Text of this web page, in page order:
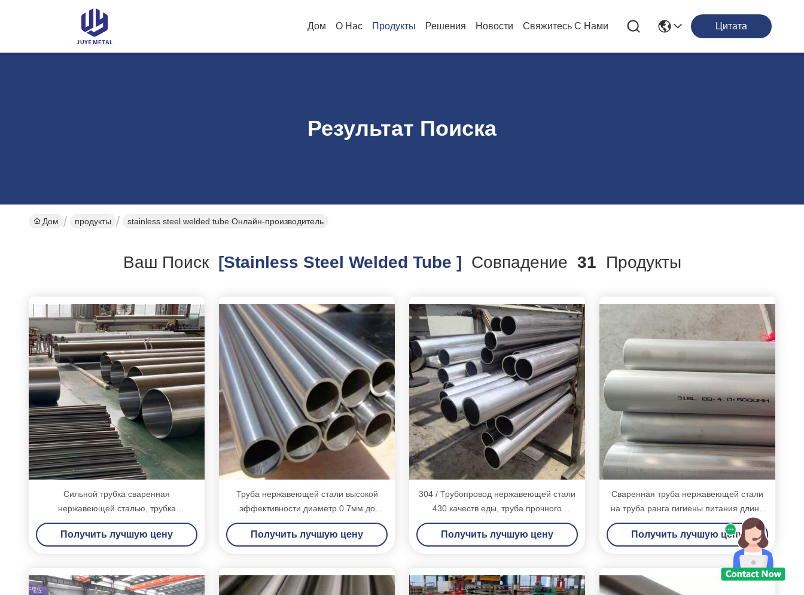
Дом О Нас Продукты Решения Новости Свяжитесь С Нами Цитата
Результат Поиска
Дом продукты stainless steel welded tube Онлайн-производитель
Ваш Поиск[stainless Steel Welded Tube ] Совпадение 31 Продукты
Сильной трубка сваренная
нержавеющей сталью, трубка
нержавеющей стали ДЖИС Г3459
стандартная большая
Получить лучшую цену
Труба нержавеющей стали высокой
эффективности диаметр 0.7мм до
4.0мм наружный бортовой
Получить лучшую цену
304 / Трубопровод нержавеющей стали
430 качеств еды, труба прочного
качества еды нержавеющая
Получить лучшую цену
Сваренная труба нержавеющей стали
на труба ранга гигиены питания длина
4м/6м
Получить лучшую цену